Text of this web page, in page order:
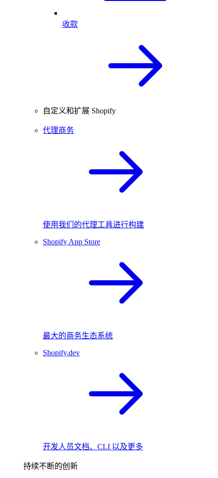
收款
自定义和扩展 Shopify
代理商务
使用我们的代理工具进行构建
Shopify App Store
最大的商务生态系统
Shopify.dev
开发人员文档、CLI 以及更多
持续不断的创新